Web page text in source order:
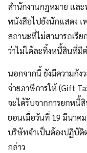
สำนักงานกฎหมาย แล
หนังสือไปยังนักแสดง
สถานะที่ไม่สามารถเรีย
ว่าไม่ได้ละทิ้งหนี้สินที่มี
นอกจากนี้ ยังมีความกัง
จ่ายภาษีการให้ (Gift
จะได้รับจากการยกหนี้
ยอนเมื่อวันที่ 19 มีนาค
บริษัทจำเป็นต้องปฏิบัติ
กล่าว